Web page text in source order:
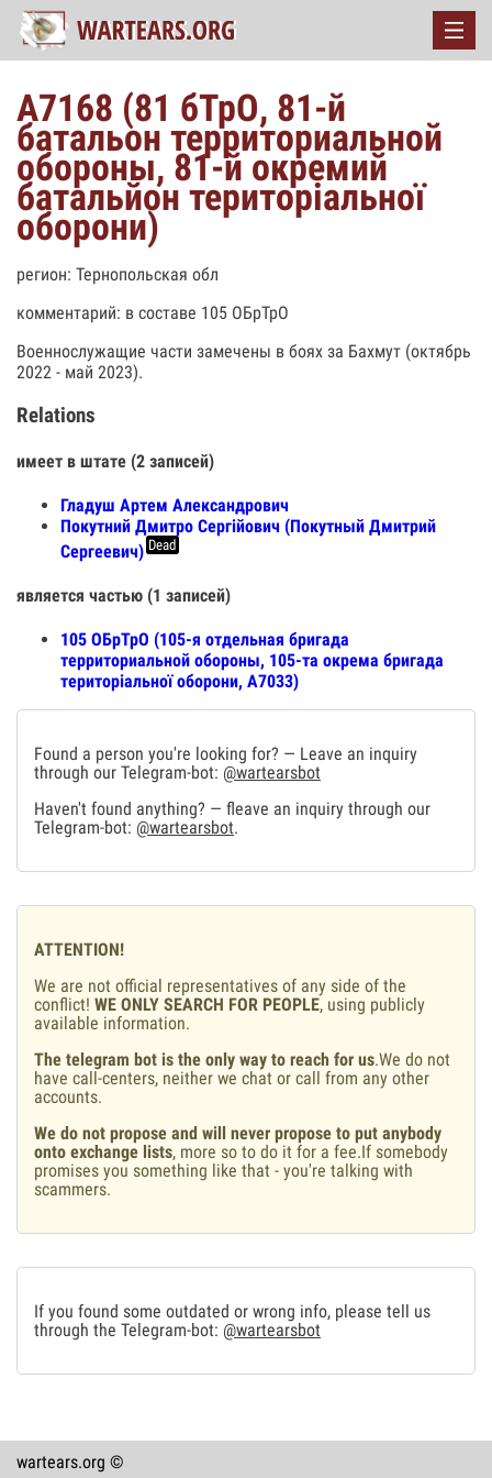
А7168 (81 бТрО, 81-й
батальон территориальной
обороны, 81-й окремий
батальйон територіальної
оборони)
регион: Тернопольская обл
комментарий: в составе 105 ОБрТрО
Военнослужащие части замечены в боях за Бахмут (октябрь
2022 - май 2023).
Relations
имеет в штате (2 записей)
Гладуш Артем Александрович
Покутний Дмитро Сергійович (Покутный Дмитрий
Сергеевич) Dead
является частью (1 записей)
105 ОБрТрО (105-я отдельная бригада
территориальной обороны, 105-та окрема бригада
територіальної оборони, А7033)
Found a person you're looking for? — Leave an inquiry
through our Telegram-bot: @wartearsbot
Haven't found anything? — fleave an inquiry through our
Telegram-bot: @wartearsbot.
ATTENTION!
We are not official representatives of any side of the
conflict! WE ONLY SEARCH FOR PEOPLE, using publicly
available information.
The telegram bot is the only way to reach for us.We do not
have call-centers, neither we chat or call from any other
accounts.
We do not propose and will never propose to put anybody
onto exchange lists, more so to do it for a fee.If somebody
promises you something like that - you're talking with
scammers.
If you found some outdated or wrong info, please tell us
through the Telegram-bot: @wartearsbot
wartears.org ©